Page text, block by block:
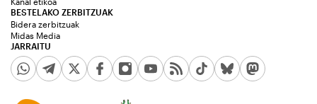
JARRAITU
BESTELAKO ZERBITZUAK
Bidera zerbitzuak
Midas Media